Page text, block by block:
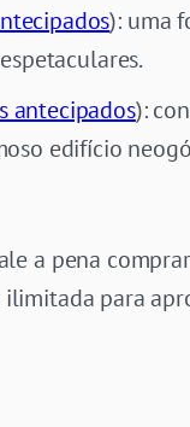
): uma
antecipados):
edifício
a pena
para